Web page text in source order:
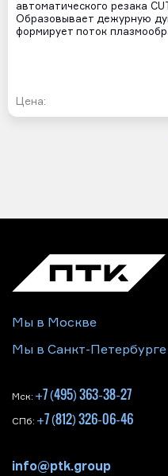
автоматического резака
Образовывает дежурную
формирует поток
Цена:
Мы в Москве
Мы в Санкт-Петербурге
Мск: +7 (495) 363-38-27
СПб: +7 (812) 326-06-46
info@ptk.group